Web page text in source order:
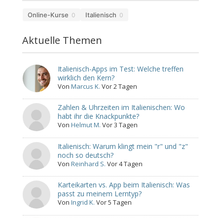
Online-Kurse 0 Italienisch 0
Aktuelle Themen
Italienisch-Apps im Test: Welche treffen
wirklich den Kern?
VonMarcus K. Vor 2 Tagen
Zahlen & Uhrzeiten im Italienischen: Wo
habt ihr die Knackpunkte?
VonHelmut M. Vor 3 Tagen
Italienisch: Warum klingt mein "r" und "z"
noch so deutsch?
VonReinhard S. Vor 4 Tagen
Karteikarten vs. App beim Italienisch: Was
passt zu meinem Lerntyp?
VonIngrid K. Vor 5 Tagen